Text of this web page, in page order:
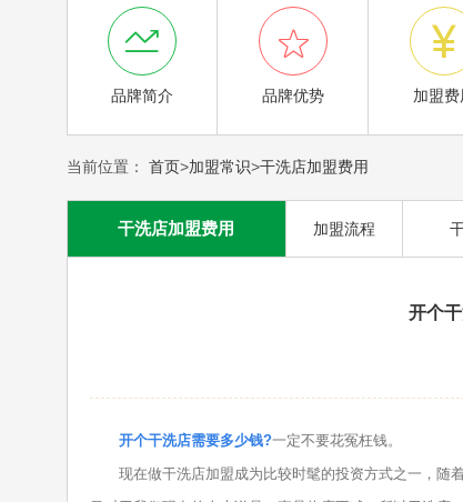

品牌简介

品牌优势

加盟费
当前位置： 首页>加盟常识>干洗店加盟费用
干洗店加盟费用 加盟流程
开个
开个干洗店需要多少钱?一定不要花冤枉钱。
现在做干洗店加盟成为比较时髦的投资方式之一，随着